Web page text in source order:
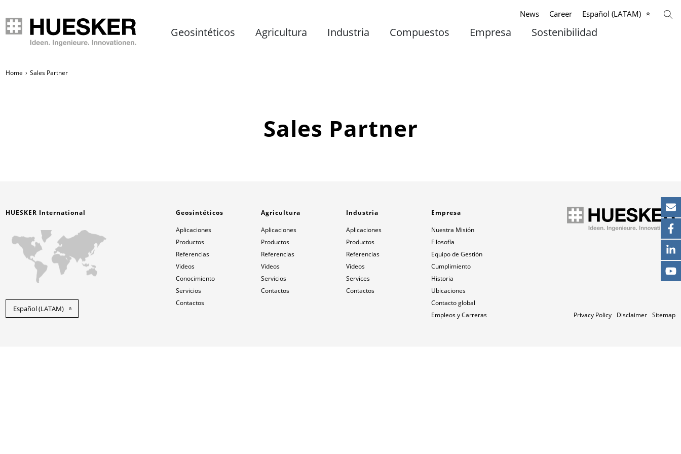
News Career Español (LATAM)
Geosintéticos Agricultura Industria Compuestos Empresa Sostenibilidad
Home Sales Partner
Sales Partner
HUESKER International
Español (LATAM)
Geosintéticos
Aplicaciones
Productos
Referencias
Videos
Conocimiento
Servicios
Contactos
Agricultura
Aplicaciones
Productos
Referencias
Videos
Servicios
Contactos
Industria
Aplicaciones
Productos
Referencias
Videos
Services
Contactos
Empresa
Nuestra Misión
Filosofía
Equipo de Gestión
Cumplimiento
Historia
Ubicaciones
Contacto global
Empleos y Carreras
Privacy Policy Disclaimer Sitemap